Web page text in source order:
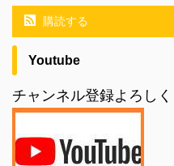
購読する
Youtube
チャンネル登録よろしく